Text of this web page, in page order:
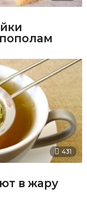
431
в жару